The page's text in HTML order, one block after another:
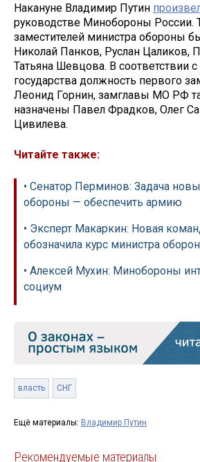
Накануне Владимир Путин
руководстве Минобороны России.
заместителей министра обороны
Николай Панков, Руслан Цаликов,
Татьяна Шевцова. В соответствии
государства должность первого
Леонид Горнин, замглавы МО РФ
назначены Павел Фрадков, Олег
Цивилева.
Читайте также:
• Сенатор Перминов: Задача
обороны — обеспечить армию
• Эксперт Макаркин: Новая
обозначила курс министра
• Алексей Мухин: Минобороны
социум
власть СНГ
Ещё материалы: Владимир Путин
Рекомендуемые материалы